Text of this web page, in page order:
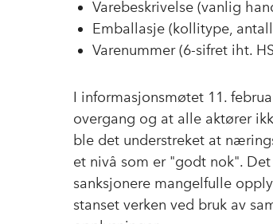
Varebeskrivelse (vanlig
Emballasje (kollitype,
Varenummer (6-sifret iht.
I informasjonsmøtet 11.
overgang og at alle aktører
ble det understreket at
et nivå som er "godt nok".
sanksjonere mangelfulle
stanset verken ved bruk av